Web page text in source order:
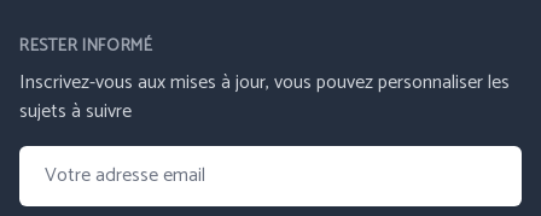
RESTER INFORMÉ
Inscrivez-vous aux mises à jour, vous pouvez personnaliser les
sujets à suivre